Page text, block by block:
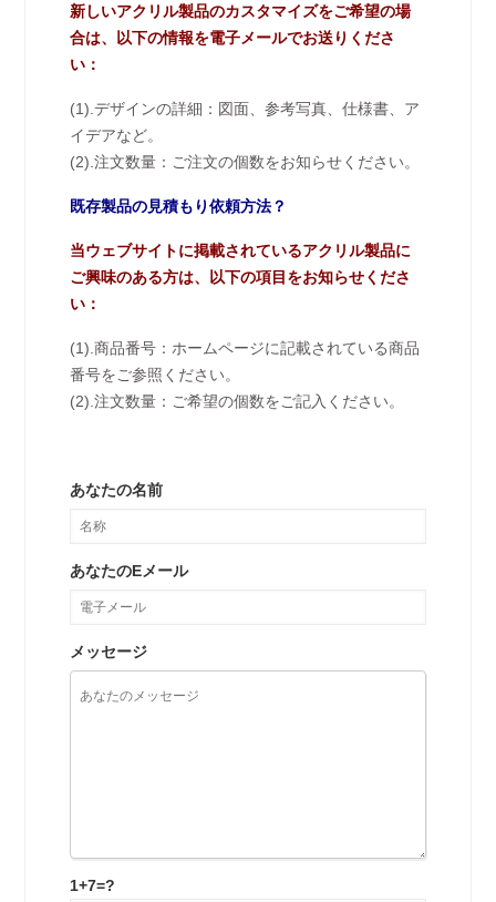
新しいアクリル製品のカスタマイズをご希望の場
合は、以下の情報を電子メールでお送りくださ
い：
(1).デザインの詳細：図面、参考写真、仕様書、ア
イデアなど。
(2).注文数量：ご注文の個数をお知らせください。
既存製品の見積もり依頼方法？
当ウェブサイトに掲載されているアクリル製品に
ご興味のある方は、以下の項目をお知らせくださ
い：
(1).商品番号：ホームページに記載されている商品
番号をご参照ください。
(2).注文数量：ご希望の個数をご記入ください。
あなたの名前
あなたのEメール
メッセージ
1+7=?